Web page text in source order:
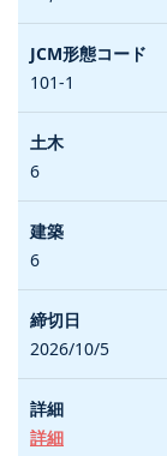
101-1
6
6
2026/10/5
詳細